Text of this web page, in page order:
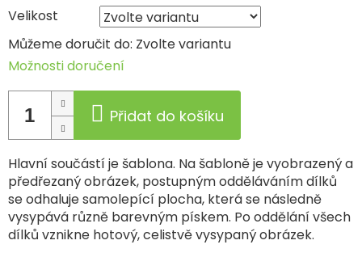
Velikost
Můžeme doručit do: Zvolte variantu
Možnosti doručení
Přidat do košíku
Hlavní součástí je šablona. Na šabloně je vyobrazený a
předřezaný obrázek, postupným odděláváním dílků
se odhaluje samolepící plocha, která se následně
vysypává různě barevným pískem. Po oddělání všech
dílků vznikne hotový, celistvě vysypaný obrázek.